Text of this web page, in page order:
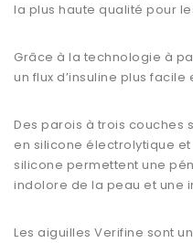
la plus haute qualité pour
Grâce à la technologie à
un flux d’insuline plus facile
Des parois à trois couches
en silicone électrolytique
silicone permettent une
indolore de la peau et une
Les aiguilles Verifine sont